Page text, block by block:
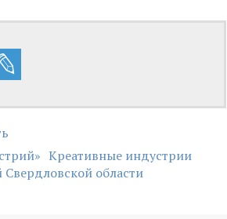
Креативные индустрии
области